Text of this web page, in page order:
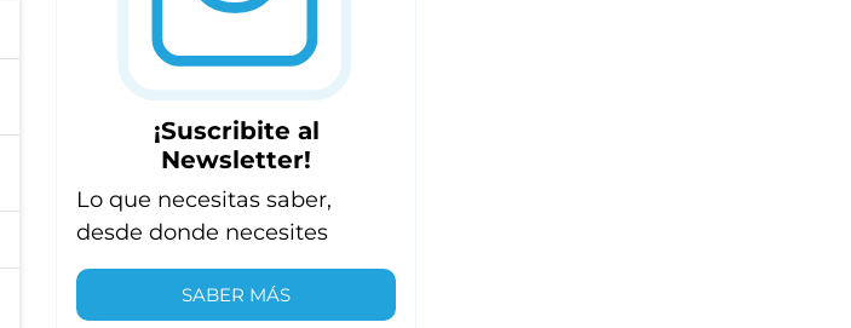
¡Suscribite al
Newsletter!
Lo que necesitas saber,
desde donde necesites
SABER MÁS